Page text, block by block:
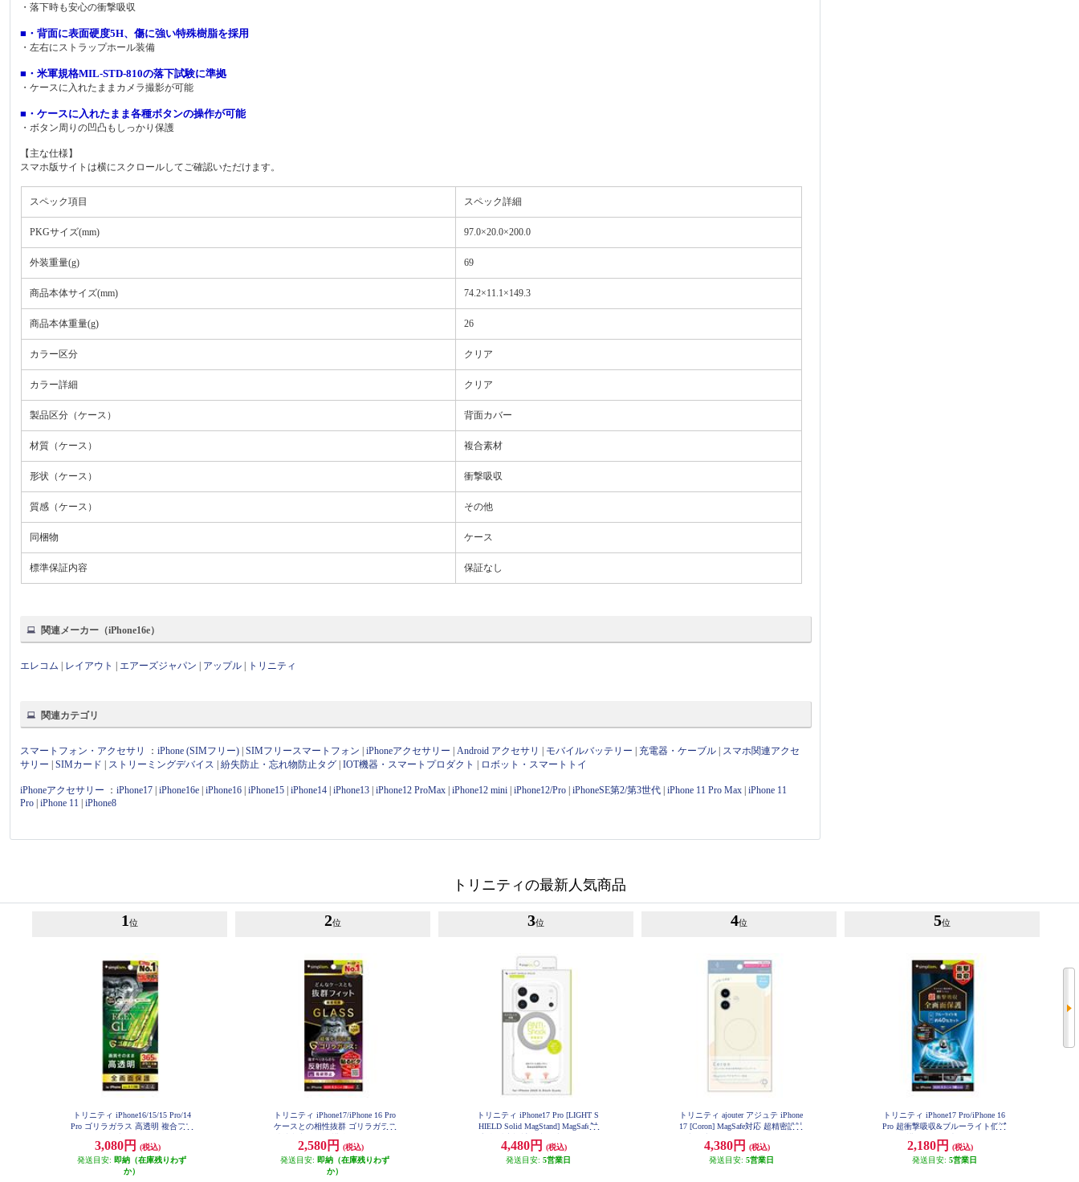
・落下時も安心の衝撃吸収
■・背面に表面硬度5H、傷に強い特殊樹脂を採用
・左右にストラップホール装備
■・米軍規格MIL-STD-810の落下試験に準拠
・ケースに入れたままカメラ撮影が可能
■・ケースに入れたまま各種ボタンの操作が可能
・ボタン周りの凹凸もしっかり保護
【主な仕様】
スマホ版サイトは横にスクロールしてご確認いただけます。
スペック項目 スペック詳細
PKGサイズ(mm) 97.0×20.0×200.0
外装重量(g) 69
商品本体サイズ(mm) 74.2×11.1×149.3
商品本体重量(g) 26
カラー区分 クリア
カラー詳細 クリア
製品区分（ケース） 背面カバー
材質（ケース） 複合素材
形状（ケース） 衝撃吸収
質感（ケース） その他
同梱物 ケース
標準保証内容 保証なし
関連メーカー（iPhone16e）
エレコム レイアウト エアーズジャパン アップル トリニティ
関連カテゴリ
スマートフォン・アクセサリ ：iPhone (SIMフリー) |SIMフリースマートフォン |iPhoneアクセサリー |Android アクセサリ モバイルバッテリー 充電器・ケーブル
スマホ関連アクセ
サリー |SIMカード ストリーミングデバイス |紛失防止・忘れ物防止タグ |IOT機器・スマートプロダクト ロボット・スマートトイ
iPhoneアクセサリー ：iPhone17 |iPhone16e |iPhone16 |iPhone15 |iPhone14 |iPhone13 |iPhone12 ProMax |iPhone12 mini |iPhone12/Pro |iPhoneSE第2/第3世代 |iPhone 11 Pro Max |iPhone 11
Pro |iPhone 11 |iPhone8
トリニティの最新人気商品
1 位
トリニティ iPhone16/15/15 Pro/14
Pro ゴリラガラス 高透明 複合フレ
-GOCCBK
3,080円
(税込)
発送目安: 即納（在庫残りわず
か）
2位
トリニティ iPhone17/iPhone 16 Pro
ケースとの相性抜群 ゴリラガラス
P25M2-GLS-GOAG
2,580円
(税込)
発送目安: 即納（在庫残りわず
か）
3位
トリニティ iPhone17 Pro [LIGHT S
HIELD Solid MagStand] MagSafe対
タンド付きハイブリッドクリアケ
ース シルバーリングスタンド TR-I
4,480円
(税込)
発送目安: 5営業日
4位
トリニティ ajouter アジュテ iPhone
17 [Coron] MagSafe対応 超精密設計
ワイト AJ-IP25M2-CR-MWT
4,380円
(税込)
発送目安: 5営業日
5位
トリニティ iPhone17 Pro/iPhone 16
Pro 超衝撃吸収&ブルーライト低減
-PFPM-SKBCC
2,180円
(税込)
発送目安: 5営業日